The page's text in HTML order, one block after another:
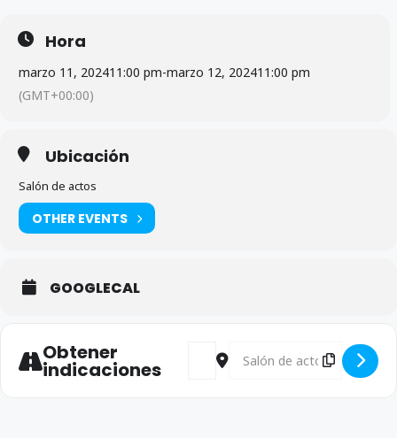
Hora
marzo 11, 202411:00 pm-marzo 12, 202411:00 pm
(GMT+00:00)
Ubicación
Salón de actos
OTHER EVENTS
GOOGLECAL
Obtener
indicaciones
Address - Curso entrevistas
Destination Address -